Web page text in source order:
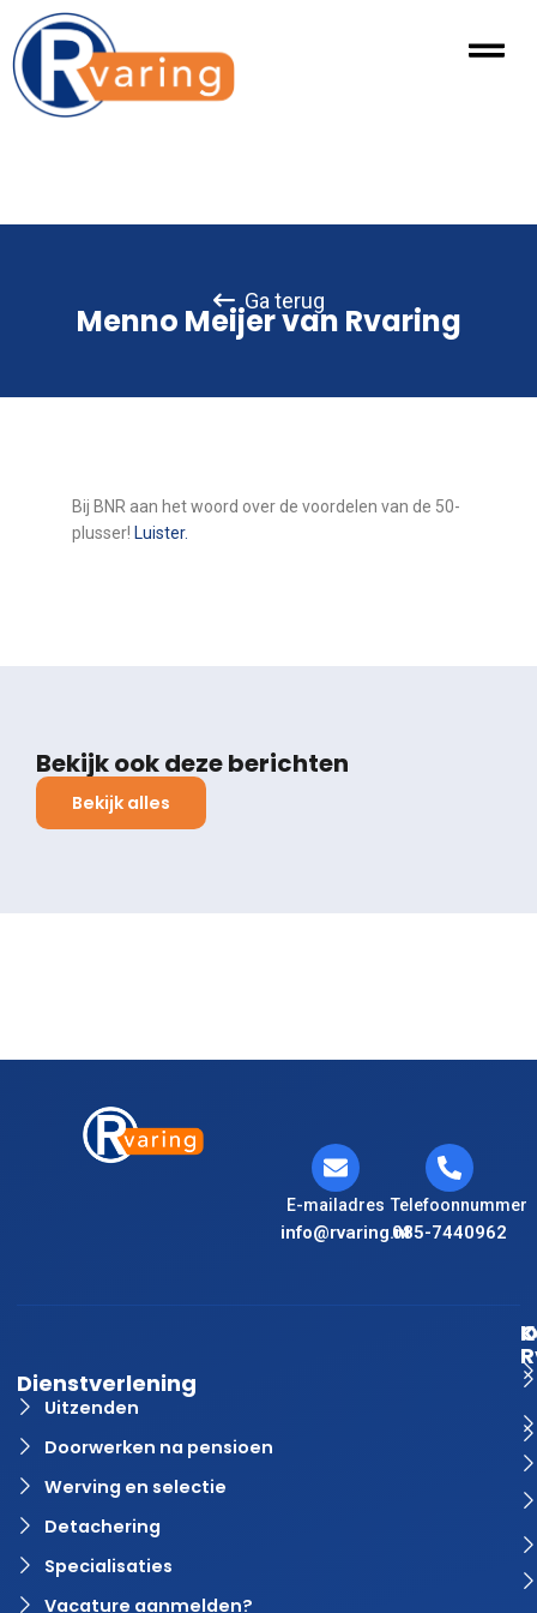
Ga terug
Menno Meijer van Rvaring
Bij BNR aan het woord over de voordelen van de 50-
plusser! Luister.
Bekijk ook deze berichten
Bekijk alles
E-mailadres
info@rvaring.nl
Telefoonnummer
085-7440962
Dienstverlening
Uitzenden
Doorwerken na pensioen
Werving en selectie
Detachering
Specialisaties
Vacature aanmelden?